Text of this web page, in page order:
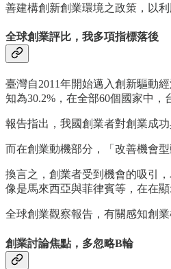
善建構創新創業環境之政策，以
全球創業評比，我多項指標落後
臺灣自2011年開始邁入創新驅動經
知為30.2%，在全部60個國家中
報告指出，我國創業者對創業成
而在創業動機部分，「改善機會型
換言之，創業者受到機會的吸引
像是馬來西亞與菲律賓等，在在
全球創業觀察報告，有關感知創
創業討論焦點，多忽略B輪